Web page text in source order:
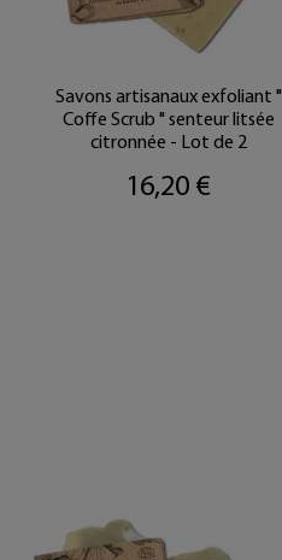
Savons artisanaux exfoliant "
Coffe Scrub " senteur litsée
citronnée - Lot de 2
16,20 €